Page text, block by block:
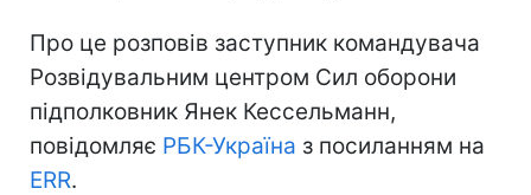
Про це розповів заступник командувача
Розвідувальним центром Сил оборони
підполковник Янек Кессельманн,
повідомляє РБК-Україна з посиланням на
ERR.